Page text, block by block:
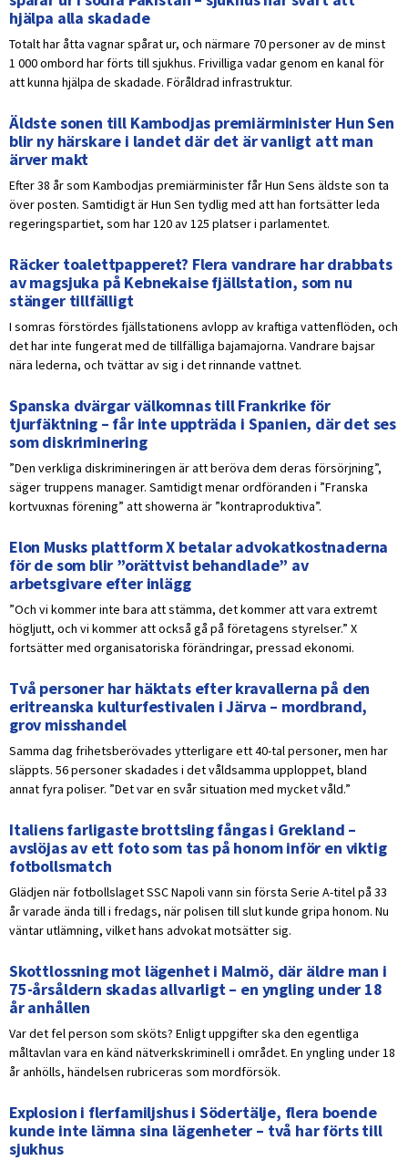
hjälpa alla skadade
Totalt har åtta vagnar spårat ur, och närmare 70 personer av de minst
1 000 ombord har förts till sjukhus. Frivilliga vadar genom en kanal för
att kunna hjälpa de skadade. Föråldrad infrastruktur.
Äldste sonen till Kambodjas premiärminister Hun Sen
blir ny härskare i landet där det är vanligt att man
ärver makt
Efter 38 år som Kambodjas premiärminister får Hun Sens äldste son ta
över posten. Samtidigt är Hun Sen tydlig med att han fortsätter leda
regeringspartiet, som har 120 av 125 platser i parlamentet.
Räcker toalettpapperet? Flera vandrare har drabbats
av magsjuka på Kebnekaise fjällstation, som nu
stänger tillfälligt
I somras förstördes fjällstationens avlopp av kraftiga vattenflöden, och
det har inte fungerat med de tillfälliga bajamajorna. Vandrare bajsar
nära lederna, och tvättar av sig i det rinnande vattnet.
Spanska dvärgar välkomnas till Frankrike för
tjurfäktning – får inte uppträda i Spanien, där det ses
som diskriminering
”Den verkliga diskrimineringen är att beröva dem deras försörjning”,
säger truppens manager. Samtidigt menar ordföranden i ”Franska
kortvuxnas förening” att showerna är ”kontraproduktiva”.
Elon Musks plattform X betalar advokatkostnaderna
för de som blir ”orättvist behandlade” av
arbetsgivare efter inlägg
”Och vi kommer inte bara att stämma, det kommer att vara extremt
högljutt, och vi kommer att också gå på företagens styrelser.” X
fortsätter med organisatoriska förändringar, pressad ekonomi.
Två personer har häktats efter kravallerna på den
eritreanska kulturfestivalen i Järva – mordbrand,
grov misshandel
Samma dag frihetsberövades ytterligare ett 40-tal personer, men har
släppts. 56 personer skadades i det våldsamma upploppet, bland
annat fyra poliser. ”Det var en svår situation med mycket våld.”
Italiens farligaste brottsling fångas i Grekland –
avslöjas av ett foto som tas på honom inför en viktig
fotbollsmatch
Glädjen när fotbollslaget SSC Napoli vann sin första Serie A-titel på 33
år varade ända till i fredags, när polisen till slut kunde gripa honom. Nu
väntar utlämning, vilket hans advokat motsätter sig.
Skottlossning mot lägenhet i Malmö, där äldre man i
75-årsåldern skadas allvarligt – en yngling under 18
år anhållen
Var det fel person som sköts? Enligt uppgifter ska den egentliga
måltavlan vara en känd nätverkskriminell i området. En yngling under 18
år anhölls, händelsen rubriceras som mordförsök.
Explosion i flerfamiljshus i Södertälje, flera boende
kunde inte lämna sina lägenheter – två har förts till
sjukhus